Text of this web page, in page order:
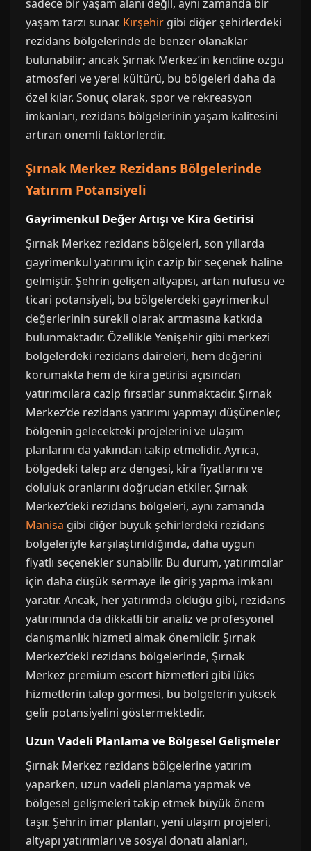
sadece bir yaşam alanı değil, aynı zamanda bir
yaşam tarzı sunar. Kırşehir gibi diğer şehirlerdeki
rezidans bölgelerinde de benzer olanaklar
bulunabilir; ancak Şırnak Merkez’in kendine özgü
atmosferi ve yerel kültürü, bu bölgeleri daha da
özel kılar. Sonuç olarak, spor ve rekreasyon
imkanları, rezidans bölgelerinin yaşam kalitesini
artıran önemli faktörlerdir.
Şırnak Merkez Rezidans Bölgelerinde
Yatırım Potansiyeli
Gayrimenkul Değer Artışı ve Kira Getirisi
Şırnak Merkez rezidans bölgeleri, son yıllarda
gayrimenkul yatırımı için cazip bir seçenek haline
gelmiştir. Şehrin gelişen altyapısı, artan nüfusu ve
ticari potansiyeli, bu bölgelerdeki gayrimenkul
değerlerinin sürekli olarak artmasına katkıda
bulunmaktadır. Özellikle Yenişehir gibi merkezi
bölgelerdeki rezidans daireleri, hem değerini
korumakta hem de kira getirisi açısından
yatırımcılara cazip fırsatlar sunmaktadır. Şırnak
Merkez’de rezidans yatırımı yapmayı düşünenler,
bölgenin gelecekteki projelerini ve ulaşım
planlarını da yakından takip etmelidir. Ayrıca,
bölgedeki talep arz dengesi, kira fiyatlarını ve
doluluk oranlarını doğrudan etkiler. Şırnak
Merkez’deki rezidans bölgeleri, aynı zamanda
Manisa gibi diğer büyük şehirlerdeki rezidans
bölgeleriyle karşılaştırıldığında, daha uygun
fiyatlı seçenekler sunabilir. Bu durum, yatırımcılar
için daha düşük sermaye ile giriş yapma imkanı
yaratır. Ancak, her yatırımda olduğu gibi, rezidans
yatırımında da dikkatli bir analiz ve profesyonel
danışmanlık hizmeti almak önemlidir. Şırnak
Merkez’deki rezidans bölgelerinde, Şırnak
Merkez premium escort hizmetleri gibi lüks
hizmetlerin talep görmesi, bu bölgelerin yüksek
gelir potansiyelini göstermektedir.
Uzun Vadeli Planlama ve Bölgesel Gelişmeler
Şırnak Merkez rezidans bölgelerine yatırım
yaparken, uzun vadeli planlama yapmak ve
bölgesel gelişmeleri takip etmek büyük önem
taşır. Şehrin imar planları, yeni ulaşım projeleri,
altyapı yatırımları ve sosyal donatı alanları,